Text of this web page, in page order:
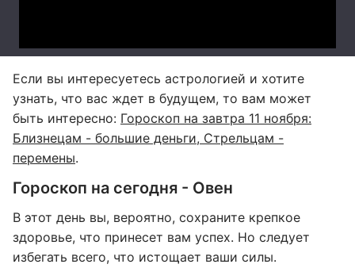
Если вы интересуетесь астрологией и хотите
узнать, что вас ждет в будущем, то вам может
быть интересно: Гороскоп на завтра 11 ноября:
Близнецам - большие деньги, Стрельцам -
перемены.
Гороскоп на сегодня - Овен
В этот день вы, вероятно, сохраните крепкое
здоровье, что принесет вам успех. Но следует
избегать всего, что истощает ваши силы.